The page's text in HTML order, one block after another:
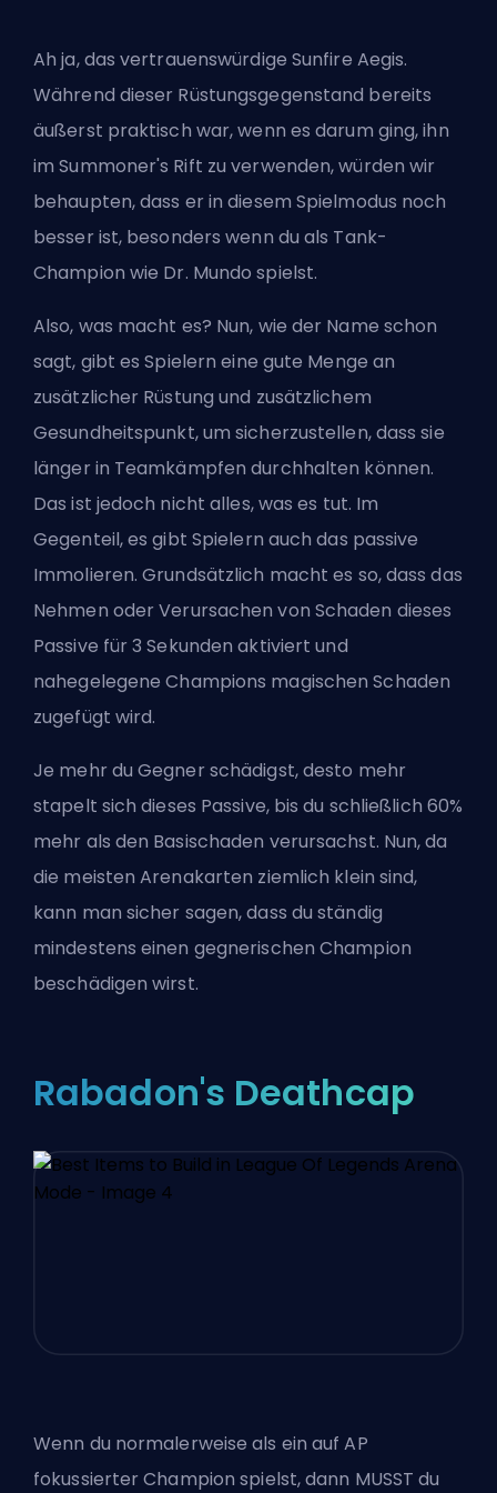
Ah ja, das vertrauenswürdige Sunfire Aegis.
Während dieser Rüstungsgegenstand bereits
äußerst praktisch war, wenn es darum ging, ihn
im Summoner's Rift zu verwenden, würden wir
behaupten, dass er in diesem Spielmodus noch
besser ist, besonders wenn du als Tank-
Champion wie Dr. Mundo spielst.
Also, was macht es? Nun, wie der Name schon
sagt, gibt es Spielern eine gute Menge an
zusätzlicher Rüstung und zusätzlichem
Gesundheitspunkt, um sicherzustellen, dass sie
länger in Teamkämpfen durchhalten können.
Das ist jedoch nicht alles, was es tut. Im
Gegenteil, es gibt Spielern auch das passive
Immolieren. Grundsätzlich macht es so, dass das
Nehmen oder Verursachen von Schaden dieses
Passive für 3 Sekunden aktiviert und
nahegelegene Champions magischen Schaden
zugefügt wird.
Je mehr du Gegner schädigst, desto mehr
stapelt sich dieses Passive, bis du schließlich 60%
mehr als den Basischaden verursachst. Nun, da
die meisten Arenakarten ziemlich klein sind,
kann man sicher sagen, dass du ständig
mindestens einen gegnerischen Champion
beschädigen wirst.
Rabadon's Deathcap
Wenn du normalerweise als ein auf AP
fokussierter Champion spielst, dann MUSST du